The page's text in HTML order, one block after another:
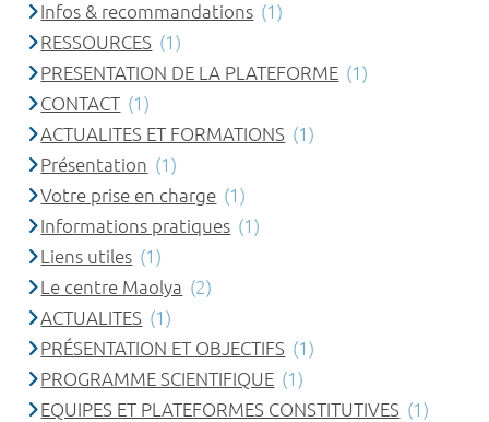
Infos & recommandations (1)
RESSOURCES (1)
PRESENTATION DE LA PLATEFORME (1)
CONTACT (1)
ACTUALITES ET FORMATIONS (1)
Présentation (1)
Votre prise en charge (1)
Informations pratiques (1)
Liens utiles (1)
Le centre Maolya (2)
ACTUALITES (1)
PRÉSENTATION ET OBJECTIFS (1)
PROGRAMME SCIENTIFIQUE (1)
EQUIPES ET PLATEFORMES CONSTITUTIVES (1)